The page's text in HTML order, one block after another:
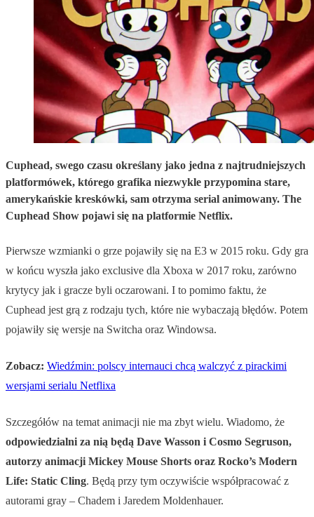
Cuphead, swego czasu określany jako jedna z najtrudniejszych
platformówek, którego grafika niezwykle przypomina stare,
amerykańskie kreskówki, sam otrzyma serial animowany. The
Cuphead Show pojawi się na platformie Netflix.
Pierwsze wzmianki o grze pojawiły się na E3 w 2015 roku. Gdy gra
w końcu wyszła jako exclusive dla Xboxa w 2017 roku, zarówno
krytycy jak i gracze byli oczarowani. I to pomimo faktu, że
Cuphead jest grą z rodzaju tych, które nie wybaczają błędów. Potem
pojawiły się wersje na Switcha oraz Windowsa.
Zobacz: Wiedźmin: polscy internauci chcą walczyć z pirackimi
wersjami serialu Netflixa
Szczegółów na temat animacji nie ma zbyt wielu. Wiadomo, że
odpowiedzialni za nią będą Dave Wasson i Cosmo Segruson,
autorzy animacji Mickey Mouse Shorts oraz Rocko’s Modern
Life: Static Cling. Będą przy tym oczywiście współpracować z
autorami gray – Chadem i Jaredem Moldenhauer.